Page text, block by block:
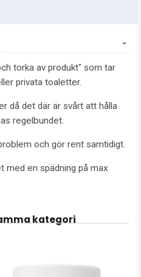
torka av produkt" som tar
privata toaletter.
då det där är svårt att hålla
regelbundet.
och gör rent samtidigt.
med en spädning på max
kategori